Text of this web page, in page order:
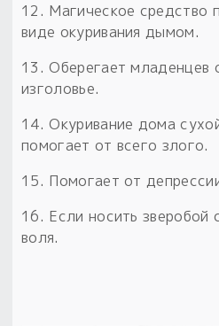
12. Магическое средство
виде окуривания дымом.
13. Оберегает младенцев
изголовье.
14. Окуривание дома
помогает от всего злого.
15. Помогает от
16. Если носить зверобой
воля.